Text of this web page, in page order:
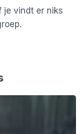
je vindt er niks